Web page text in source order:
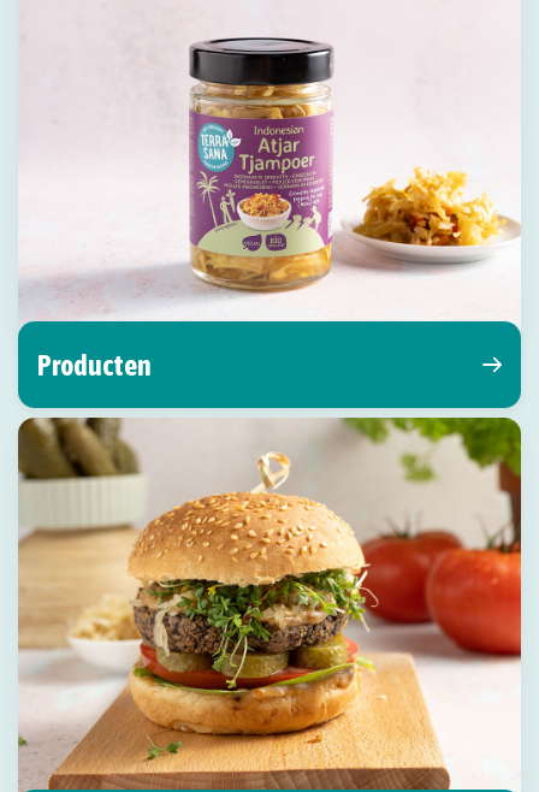
Producten